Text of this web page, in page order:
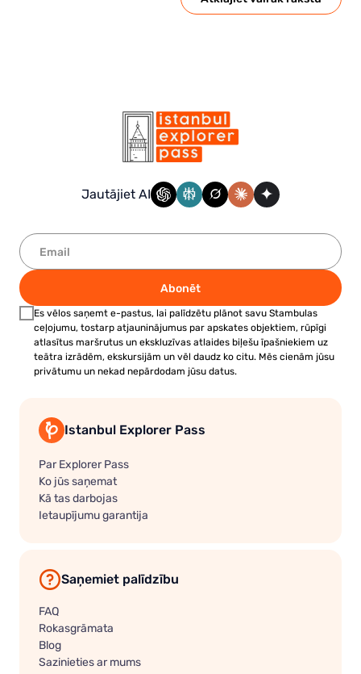
Jautājiet AI
Abonēt
Es vēlos saņemt e-pastus, lai palīdzētu plānot savu Stambulas
ceļojumu, tostarp atjauninājumus par apskates objektiem, rūpīgi
atlasītus maršrutus un ekskluzīvas atlaides biļešu īpašniekiem uz
teātra izrādēm, ekskursijām un vēl daudz ko citu. Mēs cienām jūsu
privātumu un nekad nepārdodam jūsu datus.
Istanbul Explorer Pass
Par Explorer Pass
Ko jūs saņemat
Kā tas darbojas
Ietaupījumu garantija
Saņemiet palīdzību
FAQ
Rokasgrāmata
Blog
Sazinieties ar mums